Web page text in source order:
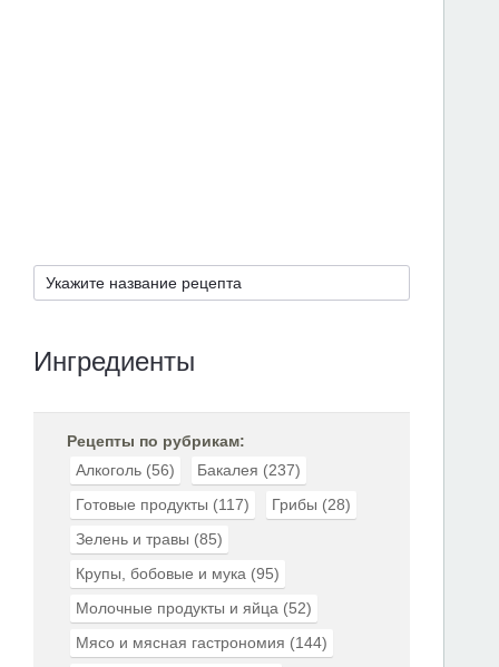
Ингредиенты
Рецепты по рубрикам:
Алкоголь (56) Бакалея (237)
Готовые продукты (117) Грибы (28)
Зелень и травы (85)
Крупы, бобовые и мука (95)
Молочные продукты и яйца (52)
Мясо и мясная гастрономия (144)